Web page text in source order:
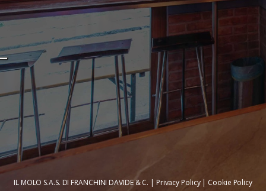
IL MOLO S.A.S. DI FRANCHINI DAVIDE & C. | Privacy Policy| Cookie Policy